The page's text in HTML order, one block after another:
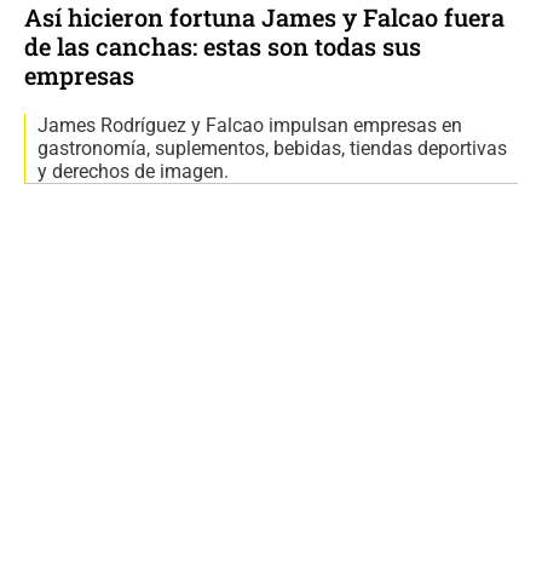
Así hicieron fortuna James y Falcao fuera
de las canchas: estas son todas sus
empresas
James Rodríguez y Falcao impulsan empresas en
gastronomía, suplementos, bebidas, tiendas deportivas
y derechos de imagen.